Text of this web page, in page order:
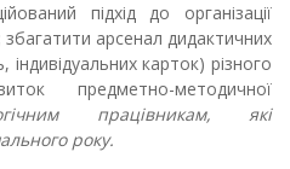
підхід до організації
збагатити арсенал дидактичних
індивідуальних карток) різного
предметно-методичної
працівникам, які
року.